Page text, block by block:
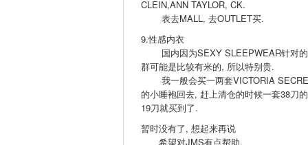
CLEIN,ANN TAYLOR, CK.
表去MALL, 去OUTLET买.
9.性感内衣
国内因为SEXY SLEEPWEAR针对
群可能是比较有米的, 所以特别贵.
我一般会买一两套VICTORIA
的小睡袍回去, 赶上清仓的时候一套38刀
19刀就买到了.
暂时没有了, 想起来再说
希望对JMS有点帮助.